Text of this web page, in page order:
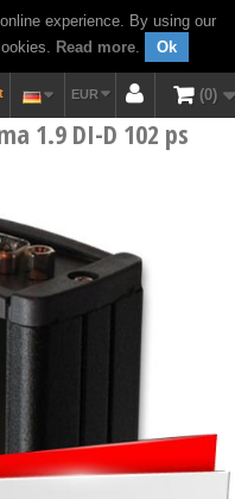
experience. By using our
Read more. Ok
0
EUR
1.9 DI-D 102 ps